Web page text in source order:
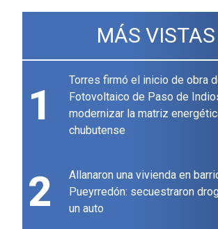
MÁS VISTAS
1
Torres firmó el inicio de obra
Fotovoltaico de Paso de
modernizar la matriz
chubutense
2
Allanaron una vivienda en
Pueyrredón: secuestraron
un auto